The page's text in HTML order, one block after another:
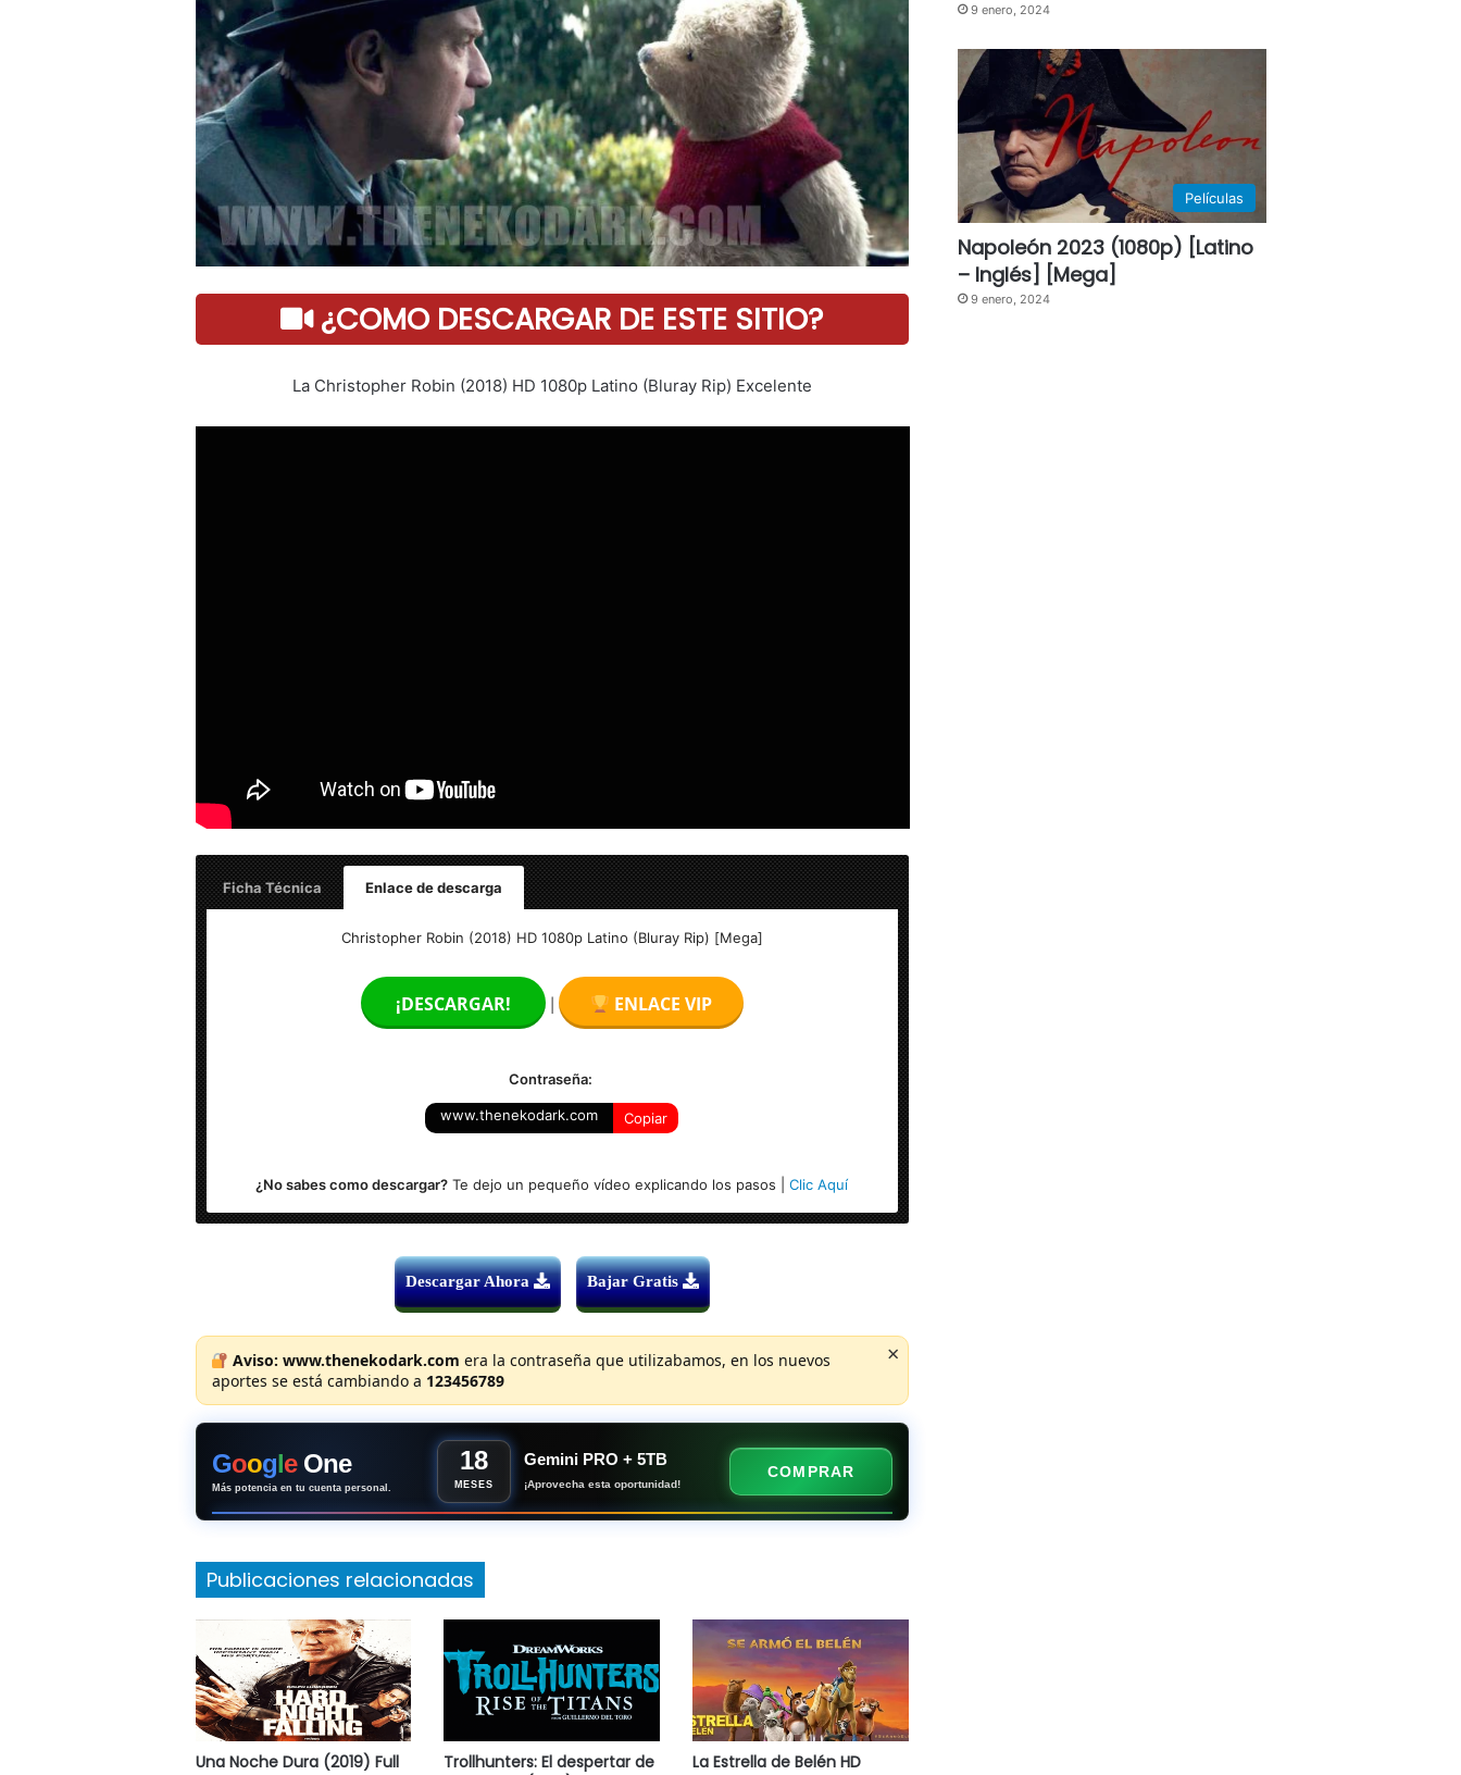
¿COMO DESCARGAR DE ESTE SITIO?
La Christopher Robin (2018) HD 1080p Latino (Bluray Rip) Excelente
Ficha Técnica
Enlace de descarga
Tamaño del Archivo: 3.25 GB
Calidad: HD 1080p (Bluray Rip) Excelente
Christopher Robin (2018) HD 1080p Latino (Bluray Rip) [Mega]
¡DESCARGAR! | ENLACE VIP
Contraseña:
www.thenekodark.com Copiar
¿No sabes como descargar? Te dejo un pequeño vídeo explicando los pasos |Clic Aquí
Descargar Ahora Bajar Gratis
Aviso: www.thenekodark.com era la contraseña que utilizabamos, en los nuevos
aportes se está cambiando a 123456789
×
Google One
Más potencia en tu cuenta personal.
18
MESES
Gemini PRO + 5TB
¡Aprovecha esta oportunidad!
COMPRAR
Publicaciones relacionadas
Una Noche Dura (2019) Full
Trollhunters: El despertar de
La Estrella de Belén HD
9 enero, 2024
Películas
Napoleón 2023 (1080p) [Latino
– Inglés] [Mega]
9 enero, 2024